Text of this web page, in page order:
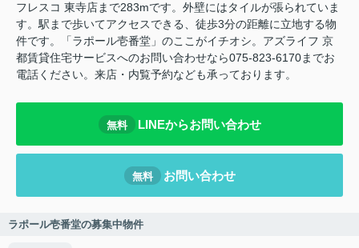
フレスコ 東寺店まで283mです。外壁にはタイルが張られていま
す。駅まで歩いてアクセスできる、徒歩3分の距離に立地する物
件です。「ラポール壱番堂」のここがイチオシ。アズライフ 京
都賃貸住宅サービスへのお問い合わせなら075-823-6170までお
電話ください。来店・内覧予約なども承っております。
無料 LINEからお問い合わせ
無料 お問い合わせ
ラポール壱番堂の募集中物件